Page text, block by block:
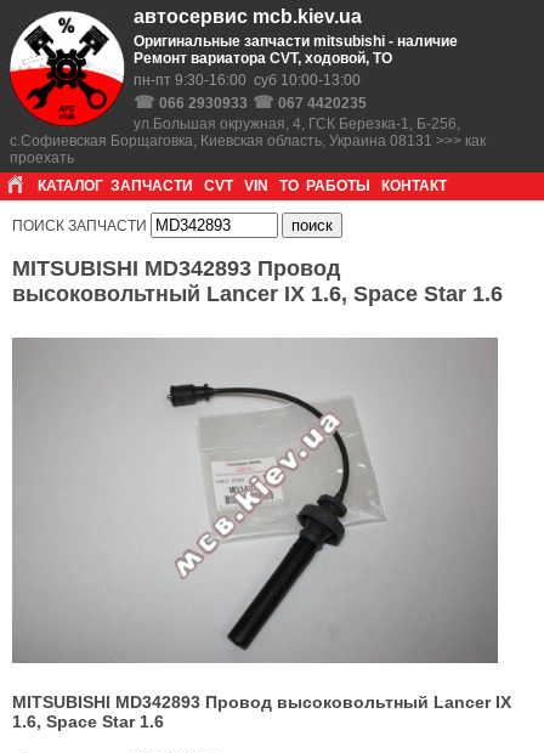
автосервис mcb.kiev.ua
Оригинальные запчасти mitsubishi - наличие
Ремонт вариатора CVT, ходовой, ТО
пн-пт 9:30-16:00 суб 10:00-13:00
☎ 066 2930933 ☎ 067 4420235
ул.Большая окружная, 4, ГСК Березка-1, Б-256,
с.Софиевская Борщаговка, Киевская область, Украина 08131 >>> как
проехать
КАТАЛОГ ЗАПЧАСТИ CVT VIN ТО РАБОТЫ КОНТАКТ
ПОИСК ЗАПЧАСТИ
MITSUBISHI MD342893 Провод
высоковольтный Lancer IX 1.6, Space Star 1.6
MITSUBISHI MD342893 Провод высоковольтный Lancer IX
1.6, Space Star 1.6